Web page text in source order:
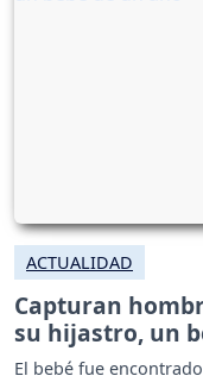
ACTUALIDAD
Capturan
su hijastro, un
El bebé fue